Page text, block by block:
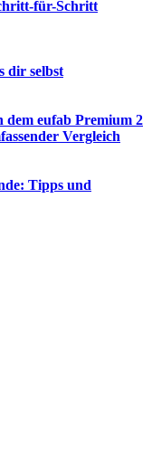
für-Schritt
dir selbst
dem eufab Premium 2
Vergleich
Tipps und